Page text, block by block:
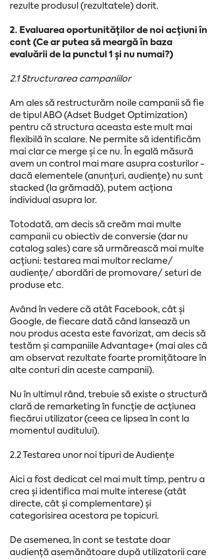
rezulte produsul (rezultatele) dorit.
2. Evaluarea oportunităților de noi acțiuni în
cont (Ce ar putea să meargă în baza
evaluării de la punctul 1 și nu numai?)
2.1 Structurarea campaniilor
Am ales să restructurăm noile campanii să fie
de tipul ABO (Adset Budget Optimization)
pentru că structura aceasta este mult mai
flexibilă în scalare. Ne permite să identificăm
mai clar ce merge și ce nu. În egală măsură
avem un control mai mare asupra costurilor -
dacă elementele (anunțuri, audiențe) nu sunt
stacked (la grămadă), putem acționa
individual asupra lor.
Totodată, am decis să creăm mai multe
campanii cu obiectiv de conversie (dar nu
catalog sales) care să urmărească mai multe
acțiuni: testarea mai multor reclame/
audiențe/ abordări de promovare/ seturi de
produse etc.
Având în vedere că atât Facebook, cât și
Google, de fiecare dată când lansează un
nou produs acesta este favorizat, am decis să
testăm și campaniile Advantage+ (mai ales că
am observat rezultate foarte promițătoare în
alte conturi din aceste campanii).
Nu în ultimul rând, trebuie să existe o structură
clară de remarketing în funcție de acțiunea
fiecărui utilizator (ceea ce lipsea în cont la
momentul auditului).
2.2 Testarea unor noi tipuri de Audiențe
Aici a fost dedicat cel mai mult timp, pentru a
crea și identifica mai multe interese (atât
directe, cât și complementare) și
categorisirea acestora pe topicuri.
De asemenea, în cont se testate doar
audiență asemănătoare după utilizatorii care